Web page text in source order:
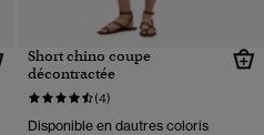
Short chino coupe
décontractée
(4)
Disponible en dautres coloris